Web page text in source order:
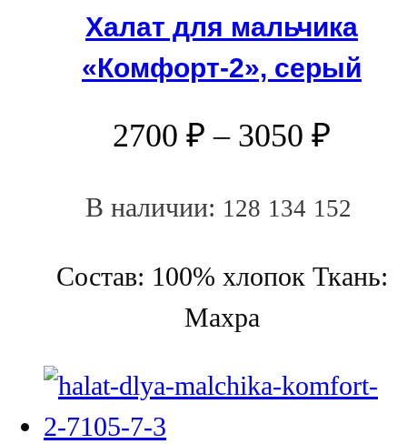
Халат для мальчика
«Комфорт-2», серый
2700 ₽ – 3050 ₽
В наличии: 128 134 152
Состав: 100% хлопок Ткань:
Махра